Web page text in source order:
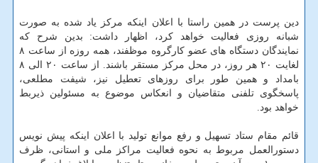
دین پرست در همین راستا با اعلان اینکه مرکز یاد شده به صورت
شبانه روزی فعالیت خواهد کرد، اظهار داشت: بدین شرح که
نمایندگان دستگاه های عضو کارگروه موظفند، همه روزه از ساعت ۸
لغایت ۲۰ هر روز، در محل مرکز مستقر باشند. از ساعت ۲۰ الی ۸
بامداد و همین طور برای روزهای تعطیل نیز، شیفت مطلعی،
پاسخگوی تلفنی متقاضیان و انعکاس موضوع به مسئولین ذیربط
خواهد بود.
قائم مقام ستاد تسهیل و رفع موانع تولید با اعلان اینکه پیش نویس
دستورالعمل مربوط به نحوه فعالیت مراکز ملی و استانی، ظرف